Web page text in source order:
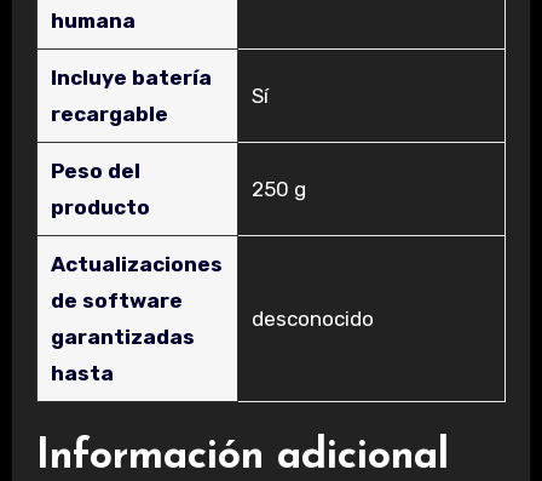
humana
Incluye batería
recargable
‎Sí
Peso del
producto
‎250 g
Actualizaciones
de software
garantizadas
hasta
‎desconocido
Información adicional